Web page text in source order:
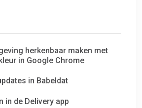
herkenbaar maken met
in Google Chrome
in Babeldat
in de Delivery app